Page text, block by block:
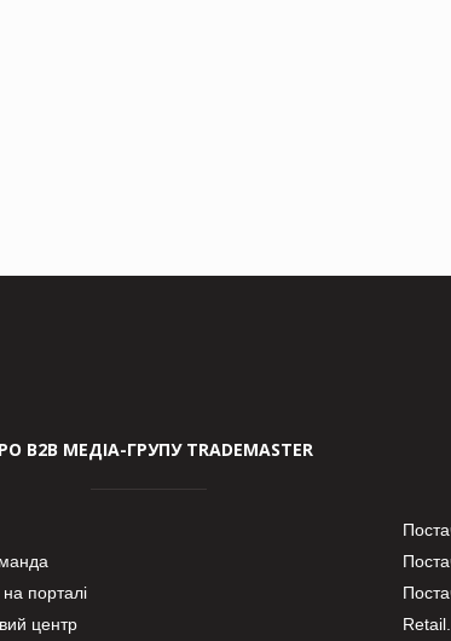
В2В МЕДІА-ГРУПУ TRADEMASTER
порталі
центр